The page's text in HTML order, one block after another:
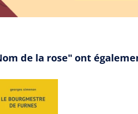
de la rose" ont